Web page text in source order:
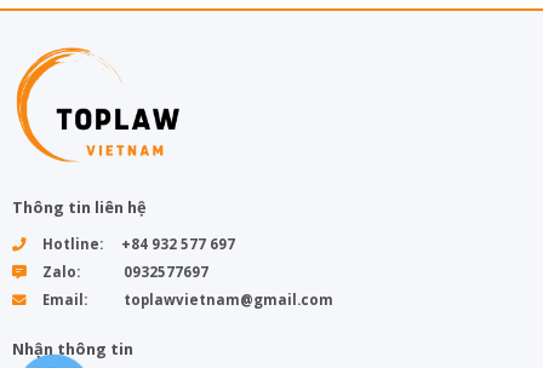
Thông tin liên hệ
Hotline: +84 932 577 697
Zalo: 0932577697
Email: toplawvietnam@gmail.com
Nhận thông tin